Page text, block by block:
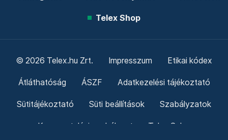
Telex Shop
© 2026 Telex.hu Zrt. Impresszum Etikai kódex
Átláthatóság ÁSZF Adatkezelési tájékoztató
Sütitájékoztató Süti beállítások Szabályzatok
Kommentelési szabályzat Telex Sales